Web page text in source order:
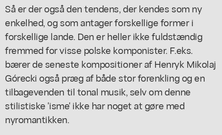
Så er der også den tendens, der kendes som ny
enkelhed, og som antager forskellige former i
forskellige lande. Den er heller ikke fuldstændig
fremmed for visse polske komponister. F.eks.
bærer de seneste kompositioner af Henryk Mikolaj
Górecki også præg af både stor forenkling og en
tilbagevenden til tonal musik, selv om denne
stilistiske 'isme' ikke har noget at gøre med
nyromantikken.